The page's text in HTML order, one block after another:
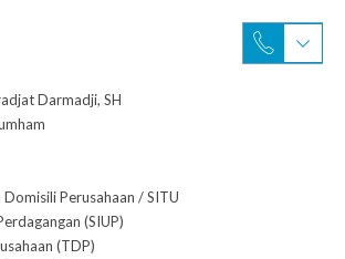
Darmadji, SH
Perusahaan / SITU
(SIUP)
(TDP)